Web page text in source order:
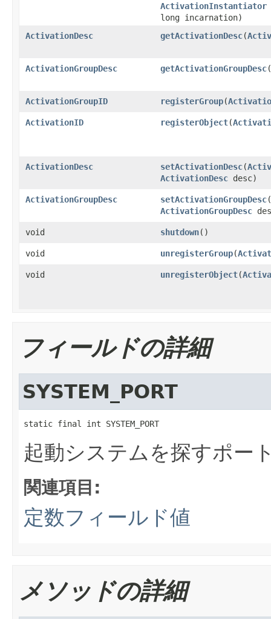
ActivationInstantiator
long incarnation)
ActivationDesc
getActivationDesc(
ActivationGroupDesc getActivationGroupDesc(
ActivationGroupID registerGroup(
ActivationID registerObject(
ActivationDesc setActivationDesc(
ActivationDesc desc)
ActivationGroupDesc setActivationGroupDesc(
ActivationGroupDesc
void shutdown()
void unregisterGroup(
void unregisterObject(
フィールドの詳細
SYSTEM_PORT
static final int SYSTEM_PORT
起動システムを探すポー
関連項目:
定数フィールド値
メソッドの詳細